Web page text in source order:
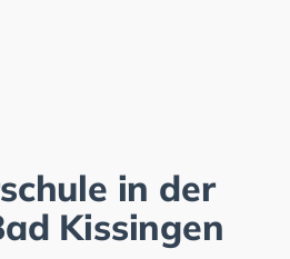
in der
Kissingen